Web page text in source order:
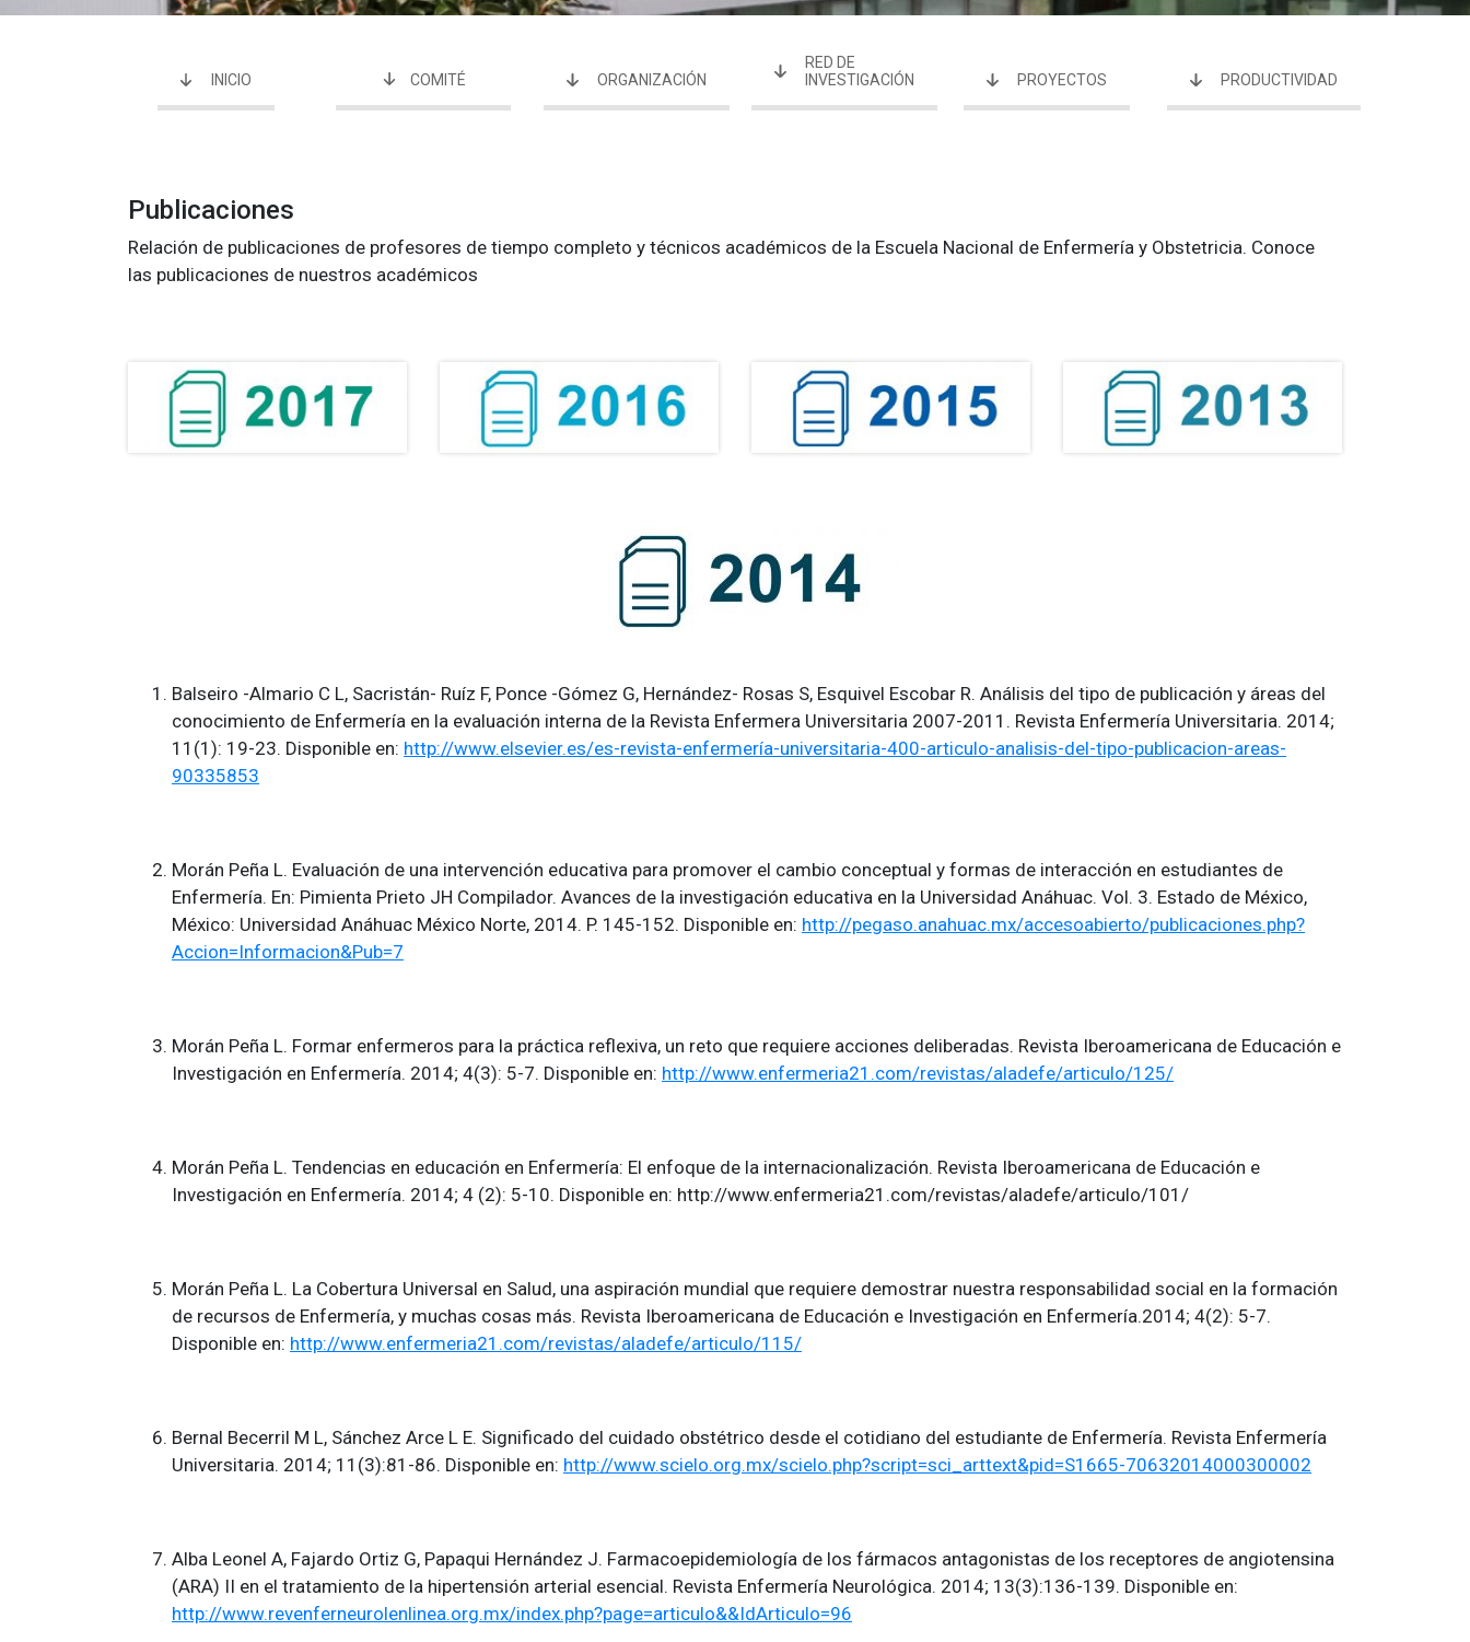
INICIO COMITÉ ORGANIZACIÓN
RED DE
INVESTIGACIÓN
PROYECTOS PRODUCTIVIDAD
Publicaciones
Relación de publicaciones de profesores de tiempo completo y técnicos académicos de la Escuela Nacional de Enfermería y Obstetricia. Conoce
las publicaciones de nuestros académicos
Balseiro -Almario C L, Sacristán- Ruíz F, Ponce -Gómez G, Hernández- Rosas S, Esquivel Escobar R. Análisis del tipo de publicación y áreas del
conocimiento de Enfermería en la evaluación interna de la Revista Enfermera Universitaria 2007-2011. Revista Enfermería Universitaria. 2014;
11(1): 19-23. Disponible en: http://www.elsevier.es/es-revista-enfermería-universitaria-400-articulo-analisis-del-tipo-publicacion-areas-
90335853
Morán Peña L. Evaluación de una intervención educativa para promover el cambio conceptual y formas de interacción en estudiantes de
Enfermería. En: Pimienta Prieto JH Compilador. Avances de la investigación educativa en la Universidad Anáhuac. Vol. 3. Estado de México,
México: Universidad Anáhuac México Norte, 2014. P. 145-152. Disponible en: http://pegaso.anahuac.mx/accesoabierto/publicaciones.php?
Accion=Informacion&Pub=7
Morán Peña L. Formar enfermeros para la práctica reflexiva, un reto que requiere acciones deliberadas. Revista Iberoamericana de Educación e
Investigación en Enfermería. 2014; 4(3): 5-7. Disponible en: http://www.enfermeria21.com/revistas/aladefe/articulo/125/
Morán Peña L. Tendencias en educación en Enfermería: El enfoque de la internacionalización. Revista Iberoamericana de Educación e
Investigación en Enfermería. 2014; 4 (2): 5-10. Disponible en: http://www.enfermeria21.com/revistas/aladefe/articulo/101/
Morán Peña L. La Cobertura Universal en Salud, una aspiración mundial que requiere demostrar nuestra responsabilidad social en la formación
de recursos de Enfermería, y muchas cosas más. Revista Iberoamericana de Educación e Investigación en Enfermería.2014; 4(2): 5-7.
Disponible en: http://www.enfermeria21.com/revistas/aladefe/articulo/115/
Bernal Becerril M L, Sánchez Arce L E. Significado del cuidado obstétrico desde el cotidiano del estudiante de Enfermería. Revista Enfermería
Universitaria. 2014; 11(3):81-86. Disponible en: http://www.scielo.org.mx/scielo.php?script=sci_arttext&pid=S1665-70632014000300002
Alba Leonel A, Fajardo Ortiz G, Papaqui Hernández J. Farmacoepidemiología de los fármacos antagonistas de los receptores de angiotensina
(ARA) II en el tratamiento de la hipertensión arterial esencial. Revista Enfermería Neurológica. 2014; 13(3):136-139. Disponible en:
http://www.revenferneurolenlinea.org.mx/index.php?page=articulo&&IdArticulo=96